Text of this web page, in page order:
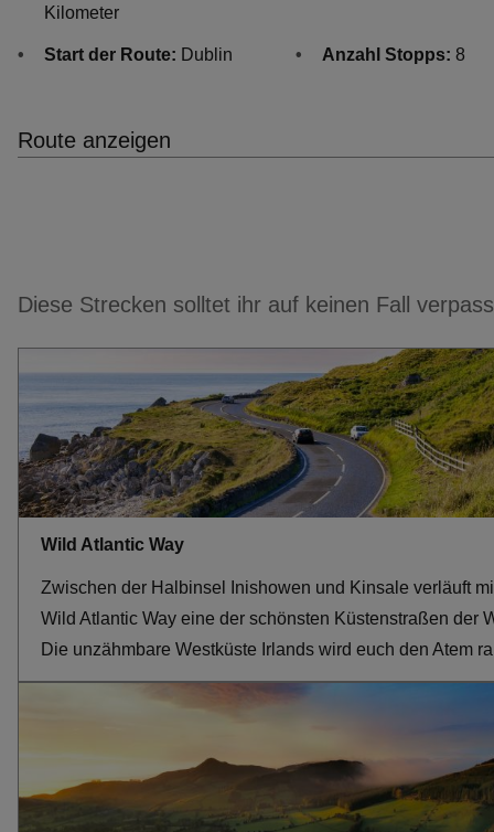
Kilometer
Start der Route: Dublin Anzahl Stopps: 8
Route anzeigen
Diese Strecken solltet ihr auf keinen Fall
Wild Atlantic Way
Zwischen der Halbinsel Inishowen und Kinsale verläuft
Wild Atlantic Way eine der schönsten Küstenstraßen der
Die unzähmbare Westküste Irlands wird euch den Atem